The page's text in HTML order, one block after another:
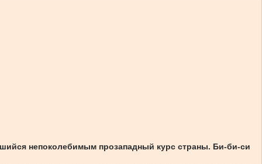
непоколебимым прозападный курс страны. Би-би-си